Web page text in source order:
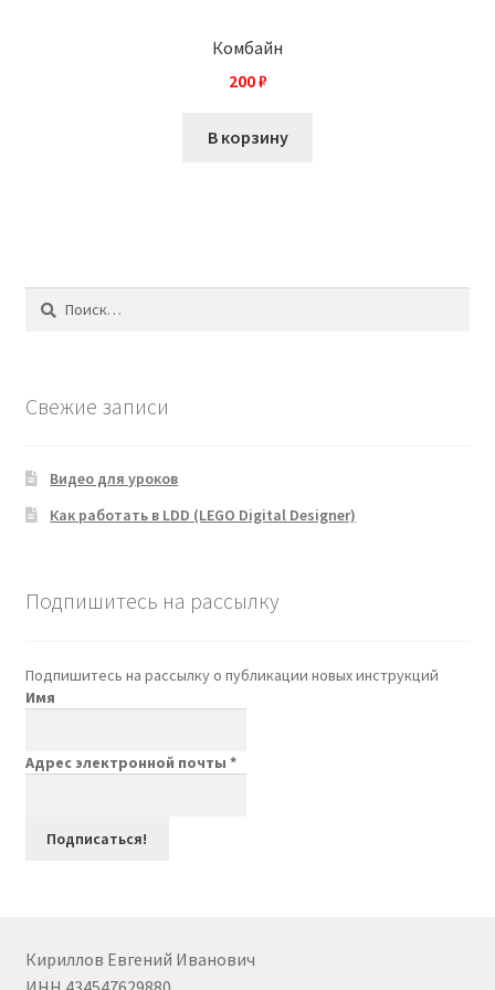
Комбайн
200₽
В корзину
Найти:
Свежие записи
Видео для уроков
Как работать в LDD (LEGO Digital Designer)
Подпишитесь на рассылку
Подпишитесь на рассылку о публикации новых инструкций
Имя
Адрес электронной почты *
Кириллов Евгений Иванович